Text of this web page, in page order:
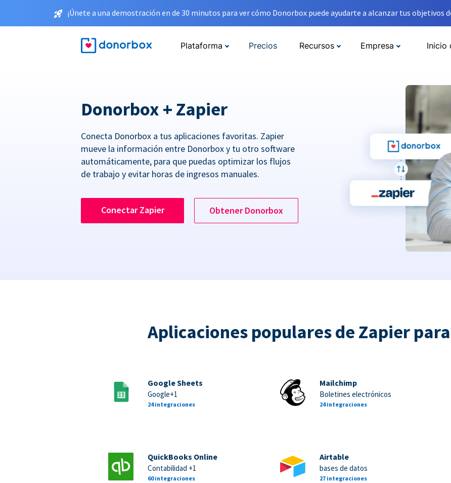
¡Únete a una demostración en de 30 minutos para ver cómo Donorbox puede ayudarte a alcanzar tus objetivos
Plataforma Precios Recursos Empresa Inicio
Donorbox + Zapier
Conecta Donorbox a tus aplicaciones favoritas. Zapier
mueve la información entre Donorbox y tu otro software
automáticamente, para que puedas optimizar los flujos
de trabajo y evitar horas de ingresos manuales.
Conectar Zapier Obtener Donorbox
Aplicaciones populares de Zapier
Google Sheets
Google+1
24 integraciones
Mailchimp
Boletines electrónicos
24 integraciones
QuickBooks Online
Contabilidad +1
60 integraciones
Airtable
bases de datos
27 integraciones